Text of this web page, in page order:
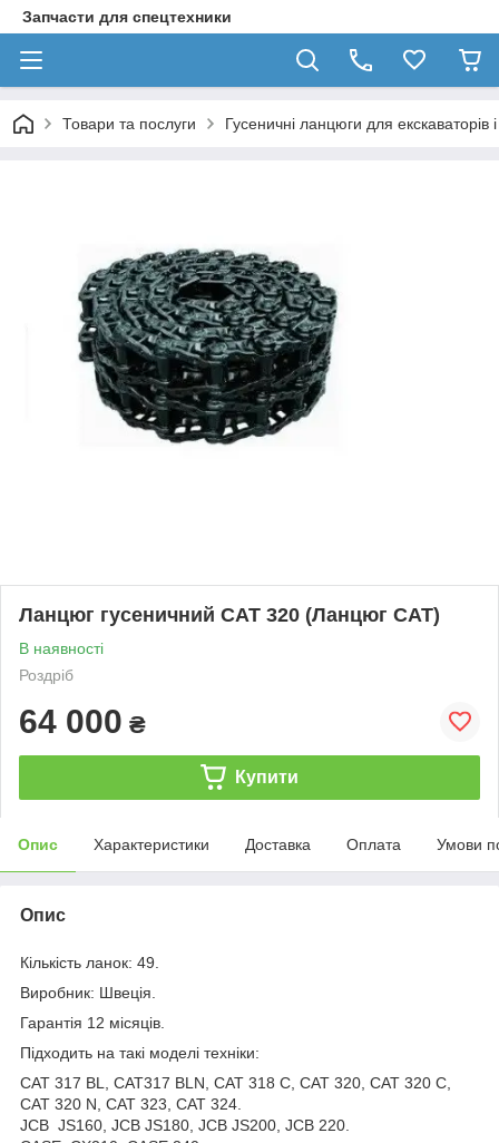
Запчасти для спецтехники
Товари та послуги Гусеничні ланцюги для екскаваторів
Ланцюг гусеничний CAT 320 (Ланцюг CAT)
В наявності
Роздріб
64 000 ₴
Купити
Опис Характеристики Доставка Оплата Умови
Опис
Кількість ланок: 49.
Виробник: Швеція.
Гарантія 12 місяців.
Підходить на такі моделі техніки:
CAT 317 BL, CAT317 BLN, CAT 318 C, CAT 320, CAT 320 C,
CAT 320 N, CAT 323, CAT 324.
JCB JS160, JCB JS180, JCB JS200, JCB 220.